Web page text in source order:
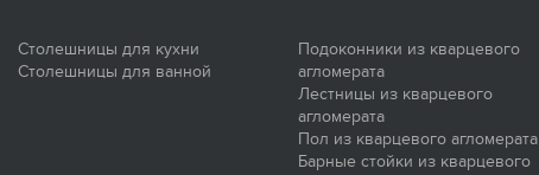
Столешницы для кухни
Столешницы для ванной
Подоконники из кварцевого
агломерата
Лестницы из кварцевого
агломерата
Пол из кварцевого агломерата
Барные стойки из кварцевого